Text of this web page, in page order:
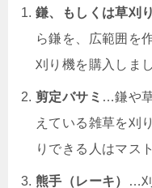
鎌、もしくは草刈
ら鎌を、広範囲を
刈り機を購入しま
剪定バサミ …鎌や
えている雑草を刈
りできる人はマス
熊手（レーキ）
…